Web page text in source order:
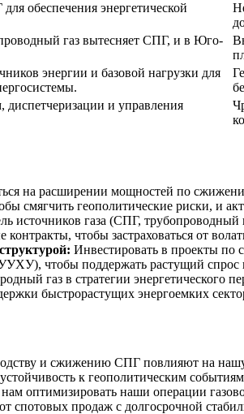
обеспечения энергетической
газ вытесняет СПГ, и в Юго-
энергии и базовой нагрузки для
и управления
на расширении мощностей по
смягчить геополитические риски, и
источников газа (СПГ,
чтобы застраховаться от
Инвестировать в проекты по
чтобы поддержать растущий спрос
газ в стратегии энергетического
быстрорастущих энергоемких
и сжижению СПГ повлияют на
к геополитическим
оптимизировать наши операции
спотовых продаж с долгосрочной